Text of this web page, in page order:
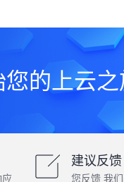
的上云之
应
建议反馈
您反馈 我